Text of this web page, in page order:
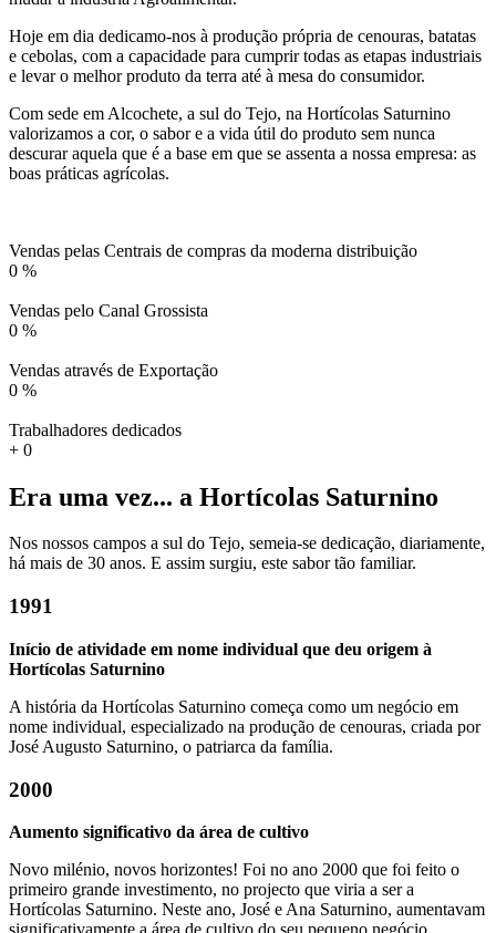
Hoje em dia dedicamo-nos à produção própria de cenouras, batatas
e cebolas, com a capacidade para cumprir todas as etapas industriais
e levar o melhor produto da terra até à mesa do consumidor.
Com sede em Alcochete, a sul do Tejo, na Hortícolas Saturnino
valorizamos a cor, o sabor e a vida útil do produto sem nunca
descurar aquela que é a base em que se assenta a nossa empresa: as
boas práticas agrícolas.
Vendas pelas Centrais de compras da moderna distribuição
0 %
Vendas pelo Canal Grossista
0 %
Vendas através de Exportação
0 %
Trabalhadores dedicados
+ 0
Era uma vez... a Hortícolas Saturnino
Nos nossos campos a sul do Tejo, semeia-se dedicação, diariamente,
há mais de 30 anos. E assim surgiu, este sabor tão familiar.
1991
Início de atividade em nome individual que deu origem à
Hortícolas Saturnino
A história da Hortícolas Saturnino começa como um negócio em
nome individual, especializado na produção de cenouras, criada por
José Augusto Saturnino, o patriarca da família.
2000
Aumento significativo da área de cultivo
Novo milénio, novos horizontes! Foi no ano 2000 que foi feito o
primeiro grande investimento, no projecto que viria a ser a
Hortícolas Saturnino. Neste ano, José e Ana Saturnino, aumentavam